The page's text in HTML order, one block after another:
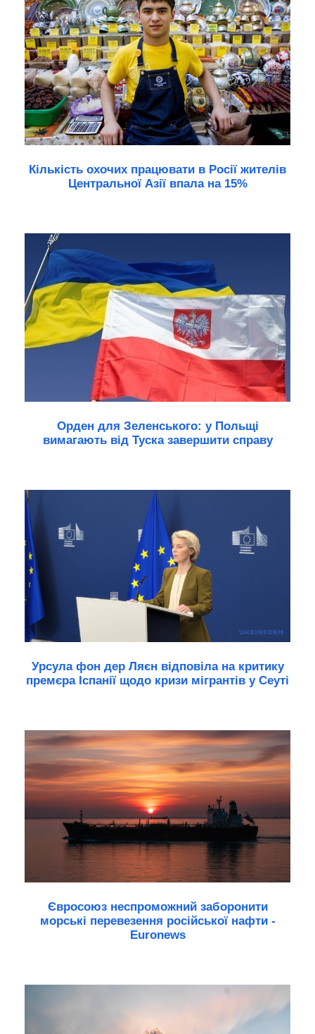
Кількість охочих працювати в Росії жителів
Центральної Азії впала на 15%
Орден для Зеленського: у Польщі
вимагають від Туска завершити справу
Урсула фон дер Ляєн відповіла на критику
премєра Іспанії щодо кризи мігрантів у Сеуті
Євросоюз неспроможний заборонити
морські перевезення російської нафти -
Euronews